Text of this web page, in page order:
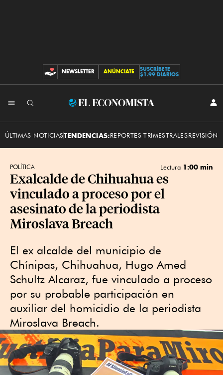
CONTRIBUCIONES
NEWSLETTER ANÚNCIATE
SUSCRÍBETE
$1.99 DIARIOS
El
ÚLTIMAS NOTICIASTENDENCIAS:REPORTES TRIMESTRALESREVISIÓN
POLÍTICA Lectura 1:00 min
Exalcalde de Chihuahua es
vinculado a proceso por el
asesinato de la periodista
Miroslava Breach
El ex alcalde del municipio de
Chínipas, Chihuahua, Hugo Amed
Schultz Alcaraz, fue vinculado a proceso
por su probable participación en
auxiliar del homicidio de la periodista
Miroslava Breach.